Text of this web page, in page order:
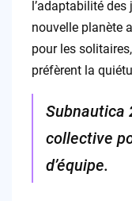
l’adaptabilité
nouvelle planète
pour les
préfèrent la
Subnautica
collective
d’équipe.